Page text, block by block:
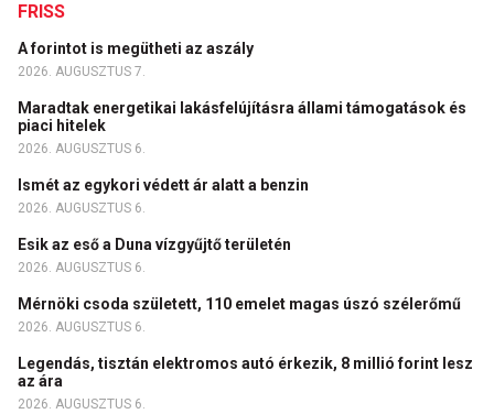
FRISS
A forintot is megütheti az aszály
2026. AUGUSZTUS 7.
Maradtak energetikai lakásfelújításra állami támogatások és
piaci hitelek
2026. AUGUSZTUS 6.
Ismét az egykori védett ár alatt a benzin
2026. AUGUSZTUS 6.
Esik az eső a Duna vízgyűjtő területén
2026. AUGUSZTUS 6.
Mérnöki csoda született, 110 emelet magas úszó szélerőmű
2026. AUGUSZTUS 6.
Legendás, tisztán elektromos autó érkezik, 8 millió forint lesz
az ára
2026. AUGUSZTUS 6.